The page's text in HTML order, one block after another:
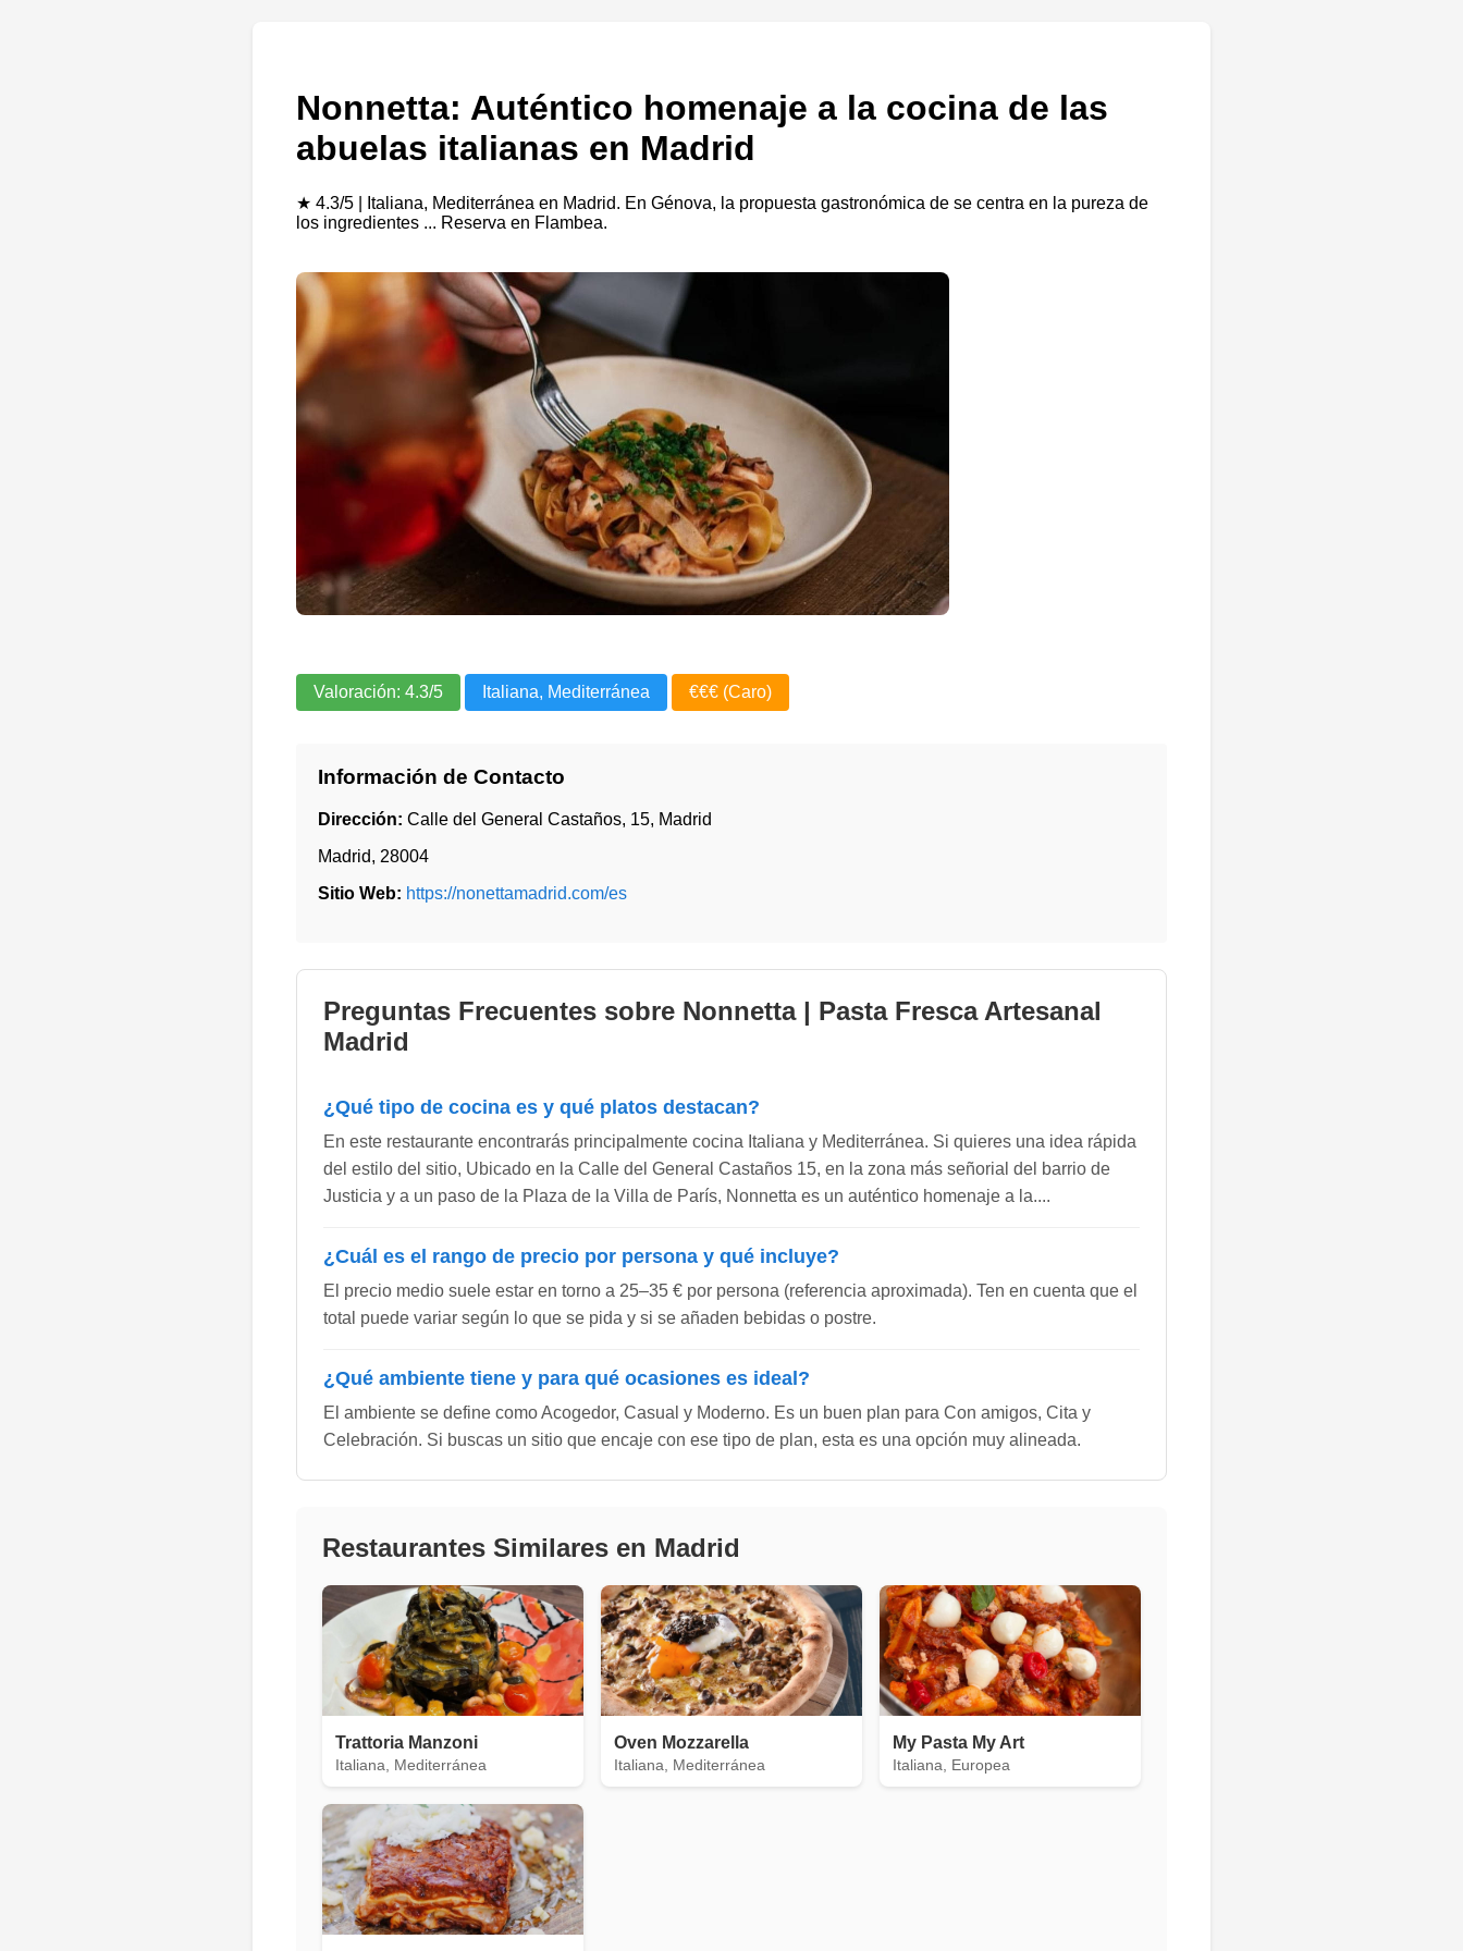
Nonnetta: Auténtico homenaje a la cocina de las
abuelas italianas en Madrid
★ 4.3/5 | Italiana, Mediterránea en Madrid. En Génova, la propuesta gastronómica de se centra en la pureza de
los ingredientes ... Reserva en Flambea.
Valoración: 4.3/5 Italiana, Mediterránea €€€ (Caro)
Información de Contacto
Dirección: Calle del General Castaños, 15, Madrid
Madrid, 28004
Sitio Web: https://nonettamadrid.com/es
Preguntas Frecuentes sobre Nonnetta | Pasta Fresca Artesanal
Madrid
¿Qué tipo de cocina es y qué platos destacan?
En este restaurante encontrarás principalmente cocina Italiana y Mediterránea. Si quieres una idea rápida
del estilo del sitio, Ubicado en la Calle del General Castaños 15, en la zona más señorial del barrio de
Justicia y a un paso de la Plaza de la Villa de París, Nonnetta es un auténtico homenaje a la....
¿Cuál es el rango de precio por persona y qué incluye?
El precio medio suele estar en torno a 25–35 € por persona (referencia aproximada). Ten en cuenta que el
total puede variar según lo que se pida y si se añaden bebidas o postre.
¿Qué ambiente tiene y para qué ocasiones es ideal?
El ambiente se define como Acogedor, Casual y Moderno. Es un buen plan para Con amigos, Cita y
Celebración. Si buscas un sitio que encaje con ese tipo de plan, esta es una opción muy alineada.
Restaurantes Similares en Madrid
Trattoria Manzoni
Italiana, Mediterránea
Oven Mozzarella
Italiana, Mediterránea
My Pasta My Art
Italiana, Europea